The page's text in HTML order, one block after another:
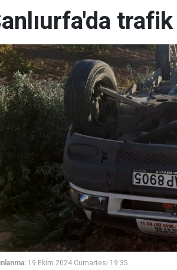
trafik
19 Ekim 2024 Cumartesi 19:35